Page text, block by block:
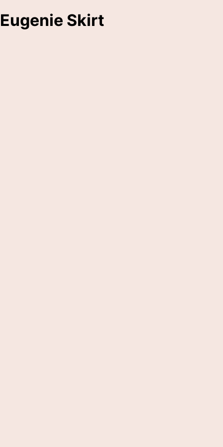
Eugenie Skirt